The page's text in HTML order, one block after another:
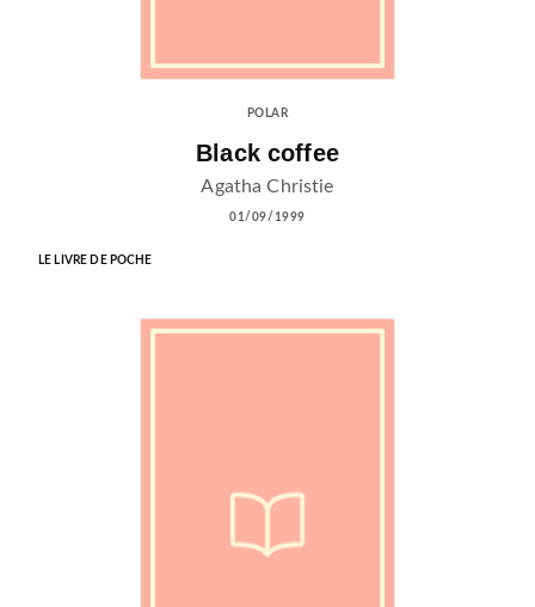
POLAR
Black coffee
Agatha Christie
01/09/1999
LE LIVRE DE POCHE